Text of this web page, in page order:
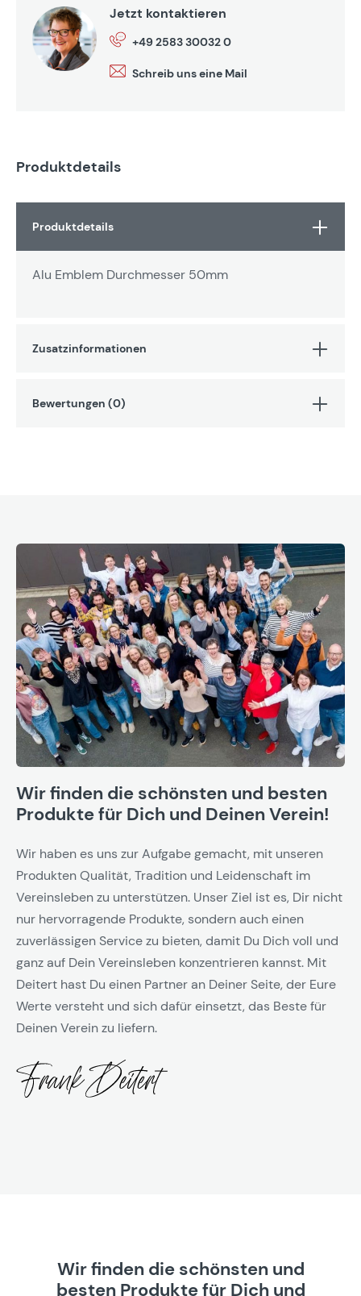
Jetzt kontaktieren
+49 2583 30032 0
Schreib uns eine Mail
Produktdetails
Produktdetails
Alu Emblem Durchmesser 50mm
Zusatzinformationen
Bewertungen (0)
Wir finden die schönsten und besten
Produkte für Dich und Deinen Verein!
Wir haben es uns zur Aufgabe gemacht, mit unseren
Produkten Qualität, Tradition und Leidenschaft im
Vereinsleben zu unterstützen. Unser Ziel ist es, Dir nicht
nur hervorragende Produkte, sondern auch einen
zuverlässigen Service zu bieten, damit Du Dich voll und
ganz auf Dein Vereinsleben konzentrieren kannst. Mit
Deitert hast Du einen Partner an Deiner Seite, der Eure
Werte versteht und sich dafür einsetzt, das Beste für
Deinen Verein zu liefern.
Wir finden die schönsten und
besten Produkte für Dich und